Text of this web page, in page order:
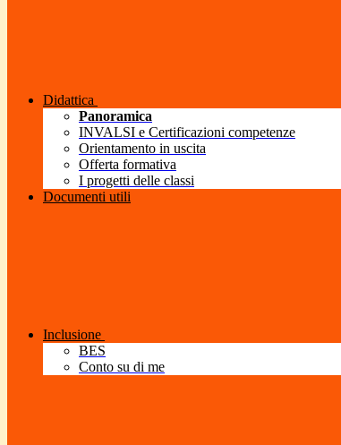
Didattica
Panoramica
INVALSI e Certificazioni competenze
Orientamento in uscita
Offerta formativa
I progetti delle classi
Documenti utili
Inclusione
BES
Conto su di me